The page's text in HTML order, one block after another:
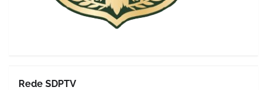
Rede SDPTV